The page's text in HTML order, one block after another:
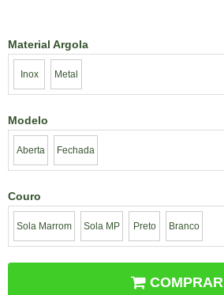
Material Argola
Inox Metal
Modelo
Aberta Fechada
Couro
Sola Marrom Sola MP Preto Branco
COMPRAR